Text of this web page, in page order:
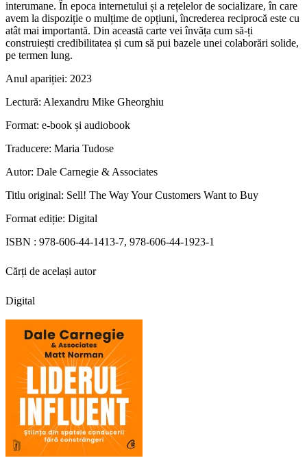
interumane. În epoca internetului și a rețelelor de socializare, în care
avem la dispoziție o mulțime de opțiuni, încrederea reciprocă este cu
atât mai importantă. Din această carte vei învăța cum să-ți
construiești credibilitatea și cum să pui bazele unei colaborări solide,
pe termen lung.
Anul apariției: 2023
Lectură: Alexandru Mike Gheorghiu
Format: e-book și audiobook
Traducere: Maria Tudose
Autor: Dale Carnegie & Associates
Titlu original: Sell! The Way Your Customers Want to Buy
Format ediție: Digital
ISBN : 978-606-44-1413-7, 978-606-44-1923-1
Cărți de același autor
Digital